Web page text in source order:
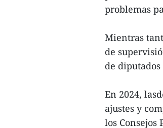
problemas
Mientras
de
de
En 2024,
ajustes y
los Consejos